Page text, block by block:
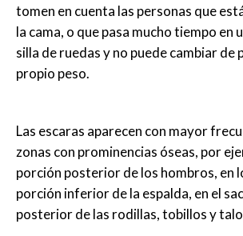
tomen en cuenta las personas que
la cama, o que pasa mucho tiempo en
silla de ruedas y no puede cambiar de
propio peso.
Las escaras aparecen con mayor
zonas con prominencias óseas, por
porción posterior de los hombros, en
porción inferior de la espalda, en el
posterior de las rodillas, tobillos y